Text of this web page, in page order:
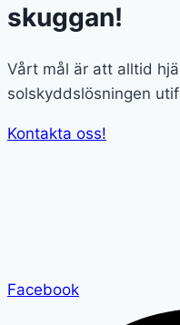
skuggan!
Vårt mål är att alltid
solskyddslösningen
Kontakta oss!
Facebook